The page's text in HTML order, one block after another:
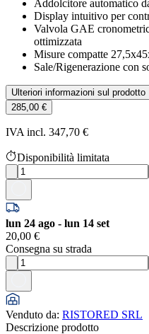
Addolcitore automatico
Display intuitivo per
Valvola GAE
ottimizzata
Misure compatte
Sale/Rigenerazione con
Ulteriori informazioni sul prodotto
285,00 €
IVA incl. 347,70 €
Disponibilità limitata
lun 24 ago - lun 14 set
20,00 €
Consegna su strada
Venduto da: RISTORED SRL
Descrizione prodotto